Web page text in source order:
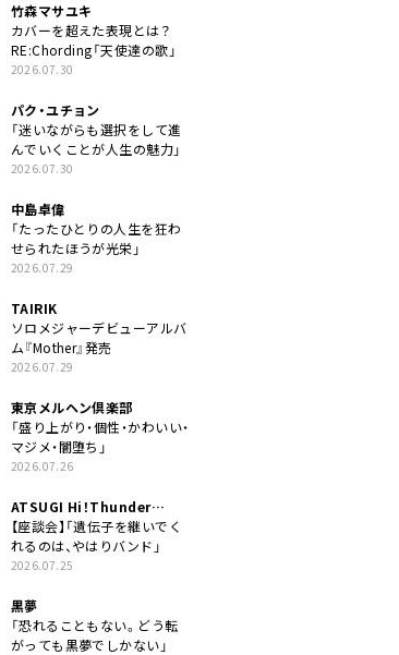
竹森マサユキ
カバーを超えた表現とは？
RE:Chording「天使達の歌」
2026.07.30
パク・ユチョン
「迷いながらも選択をして進
んでいくことが人生の魅力」
2026.07.30
中島卓偉
「たったひとりの人生を狂わ
せられたほうが光栄」
2026.07.29
TAIRIK
ソロメジャーデビューアルバ
ム『Mother』発売
2026.07.29
東京メルヘン倶楽部
「盛り上がり・個性・かわいい・
マジメ・闇堕ち」
2026.07.26
ATSUGI Hi！Thunder
Rock Festival
【座談会】「遺伝子を継いでく
れるのは、やはりバンド」
2026.07.25
黒夢
「恐れることもない。どう転
がっても黒夢でしかない」